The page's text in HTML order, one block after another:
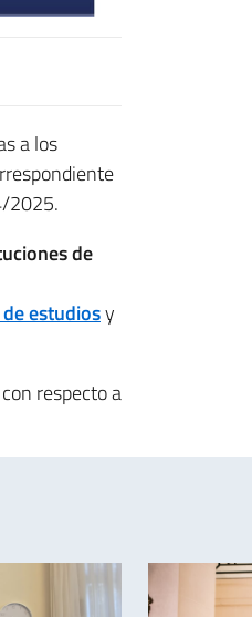
a los
2025.
de
estudiosy
respecto a